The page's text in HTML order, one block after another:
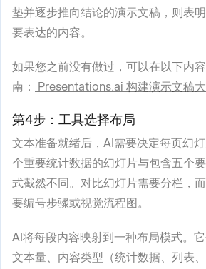
垫并逐步推向结论的演示文稿，则表
要表达的内容。
如果您之前没有做过，可以在以下内
南：
Presentations.ai 构建演示文稿
第4步：工具选择布局
文本准备就绪后，AI需要决定每页幻
个重要统计数据的幻灯片与包含五个
式截然不同。对比幻灯片需要分栏，
要编号步骤或视觉流程图。
AI将每段内容映射到一种布局模式。
文本量、内容类型（统计数据、列表